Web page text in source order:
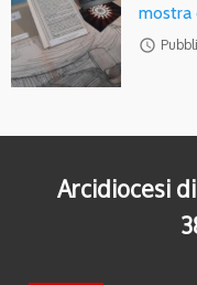
mostra
access_time
Arcidiocesi